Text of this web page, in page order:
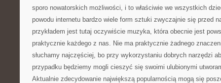
sporo nowatorskich możliwości, i to właściwie we wszystkich
powodu internetu bardzo wiele form sztuki zwyczajnie się przed
przykładem jest tutaj oczywiście muzyka, która obecnie jest
praktycznie każdego z nas. Nie ma praktycznie żadnego
słuchamy najczęściej, bo przy wykorzystaniu dobrych narzędzi
przypadku będziemy mogli cieszyć się swoimi ulubionymi
Aktualnie zdecydowanie największą popularnością mogą się